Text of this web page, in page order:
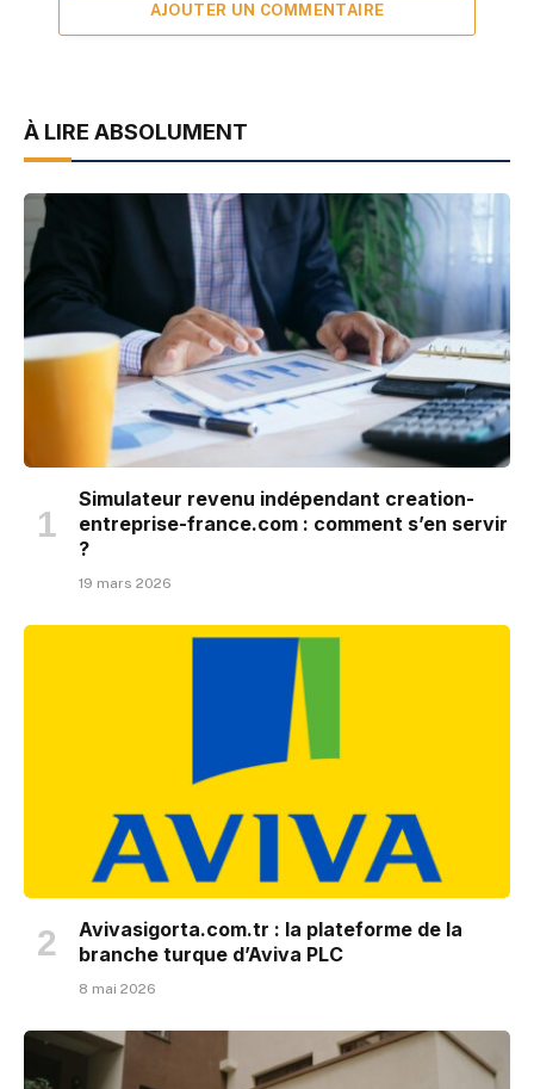
AJOUTER UN COMMENTAIRE
À LIRE ABSOLUMENT
Simulateur revenu indépendant creation-
entreprise-france.com : comment s’en servir
?
19 mars 2026
Avivasigorta.com.tr​ : la plateforme de la
branche turque d’Aviva PLC
8 mai 2026